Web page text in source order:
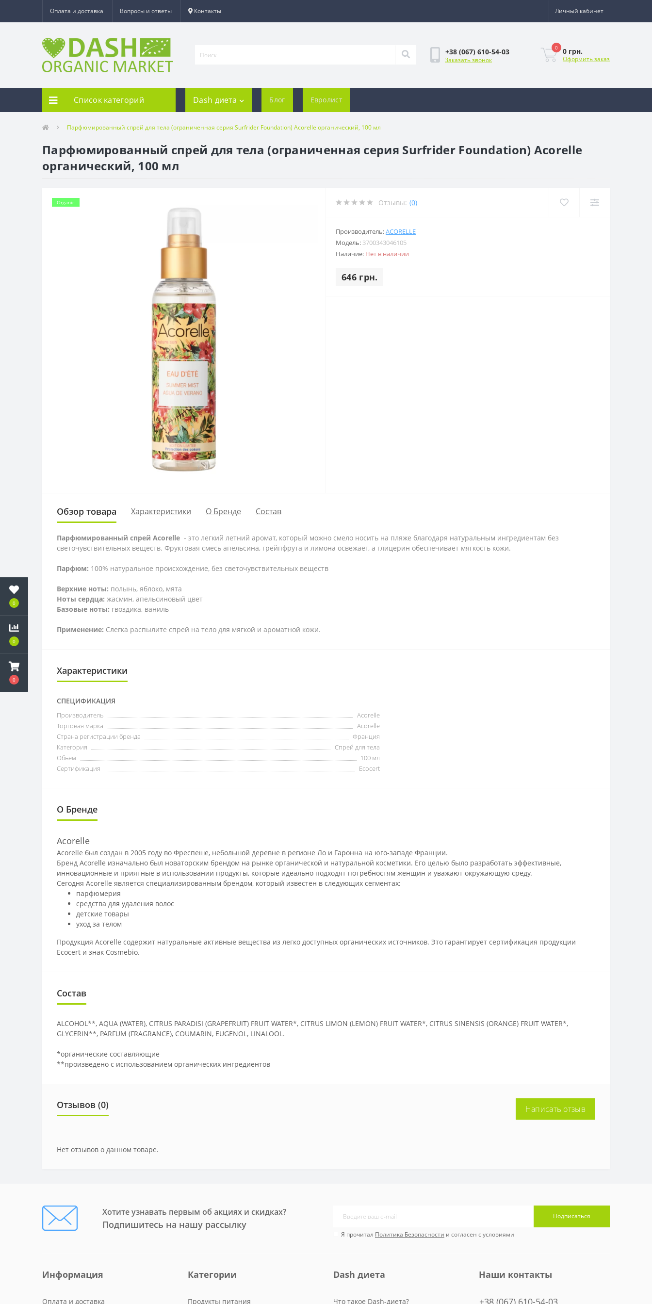
0
0
0
Оплата и доставка Вопросы и ответы Контакты Личный кабинет
+38 (067) 610-54-03
Заказать звонок
0 0 грн.
Оформить заказ
Список категорий Dash диета Блог Евролист
Парфюмированный спрей для тела (ограниченная серия Surfrider Foundation) Acorelle органический, 100 мл
Парфюмированный спрей для тела (ограниченная серия Surfrider Foundation) Acorelle
органический, 100 мл
Organic Отзывы: (0)
Производитель:ACORELLE
Модель: 3700343046105
Наличие: Нет в наличии
646 грн.
Обзор товара Характеристики О Бренде Состав
Парфюмированный спрей Acorelle - это легкий летний аромат, который можно смело носить на пляже благодаря натуральным ингредиентам без
светочувствительных веществ. Фруктовая смесь апельсина, грейпфрута и лимона освежает, а глицерин обеспечивает мягкость кожи.
Парфюм: 100% натуральное происхождение, без светочувствительных веществ
Верхние ноты: полынь, яблоко, мята
Ноты сердца: жасмин, апельсиновый цвет
Базовые ноты: гвоздика, ваниль
Применение: Слегка распылите спрей на тело для мягкой и ароматной кожи.
Характеристики
СПЕЦИФИКАЦИЯ
Производитель
Acorelle
Торговая марка
Acorelle
Страна регистрации бренда
Франция
Категория
Спрей для тела
Обьем
100 мл
Сертификация
Ecocert
О Бренде
Acorelle
Acorelle был создан в 2005 году во Фреспеше, небольшой деревне в регионе Ло и Гаронна на юго-западе Франции.
Бренд Acorelle изначально был новаторским брендом на рынке органической и натуральной косметики. Его целью было разработать эффективные,
инновационные и приятные в использовании продукты, которые идеально подходят потребностям женщин и уважают окружающую среду.
Сегодня Acorelle является специализированным брендом, который известен в следующих сегментах:
парфюмерия
средства для удаления волос
детские товары
уход за телом
Продукция Acorelle содержит натуральные активные вещества из легко доступных органических источников. Это гарантирует сертификация продукции
Ecocert и знак Cosmebio.
Состав
ALCOHOL**, AQUA (WATER), CITRUS PARADISI (GRAPEFRUIT) FRUIT WATER*, CITRUS LIMON (LEMON) FRUIT WATER*, CITRUS SINENSIS (ORANGE) FRUIT WATER*,
GLYCERIN**, PARFUM (FRAGRANCE), COUMARIN, EUGENOL, LINALOOL.
*органические составляющие
**произведено с использованием органических ингредиентов
Отзывов (0) Написать отзыв
Нет отзывов о данном товаре.
Хотите узнавать первым об акциях и скидках?
Подпишитесь на нашу рассылку
Подписаться
Я прочитал Политика Безопасности и согласен с условиями
Информация
Оплата и доставка
Категории
Продукты питания
Dash диета
Что такое Dash-диета?
Наши контакты
+38 (067) 610-54-03